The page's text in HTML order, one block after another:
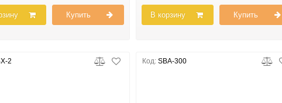
Купить В корзину Купить
2 Код: SBA-300